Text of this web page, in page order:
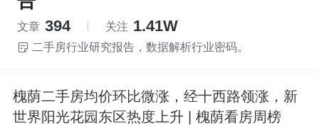
文章 394 关注 1.41W
二手房行业研究报告，数据解析行业密码。
槐荫二手房均价环比微涨，经十西路领涨，新
世界阳光花园东区热度上升 | 槐荫看房周榜